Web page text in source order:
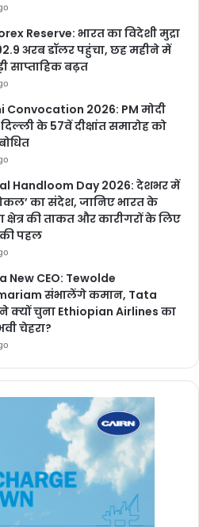
Reserve: भारत का विदेशी मुद्रा
अरब डॉलर पहुंचा, छह महीने में
साप्ताहिक बढ़त
Convocation 2026: PM मोदी
के 57वें दीक्षांत समारोह को
Handloom Day 2026: देशभर में
का संदेश, जानिए भारत के
क्षेत्र की ताकत और कारीगरों के लिए
पहल
New CEO: Tewolde
संभालेंगे कमान, Tata
क्यों चुना Ethiopian Airlines का
चेहरा?